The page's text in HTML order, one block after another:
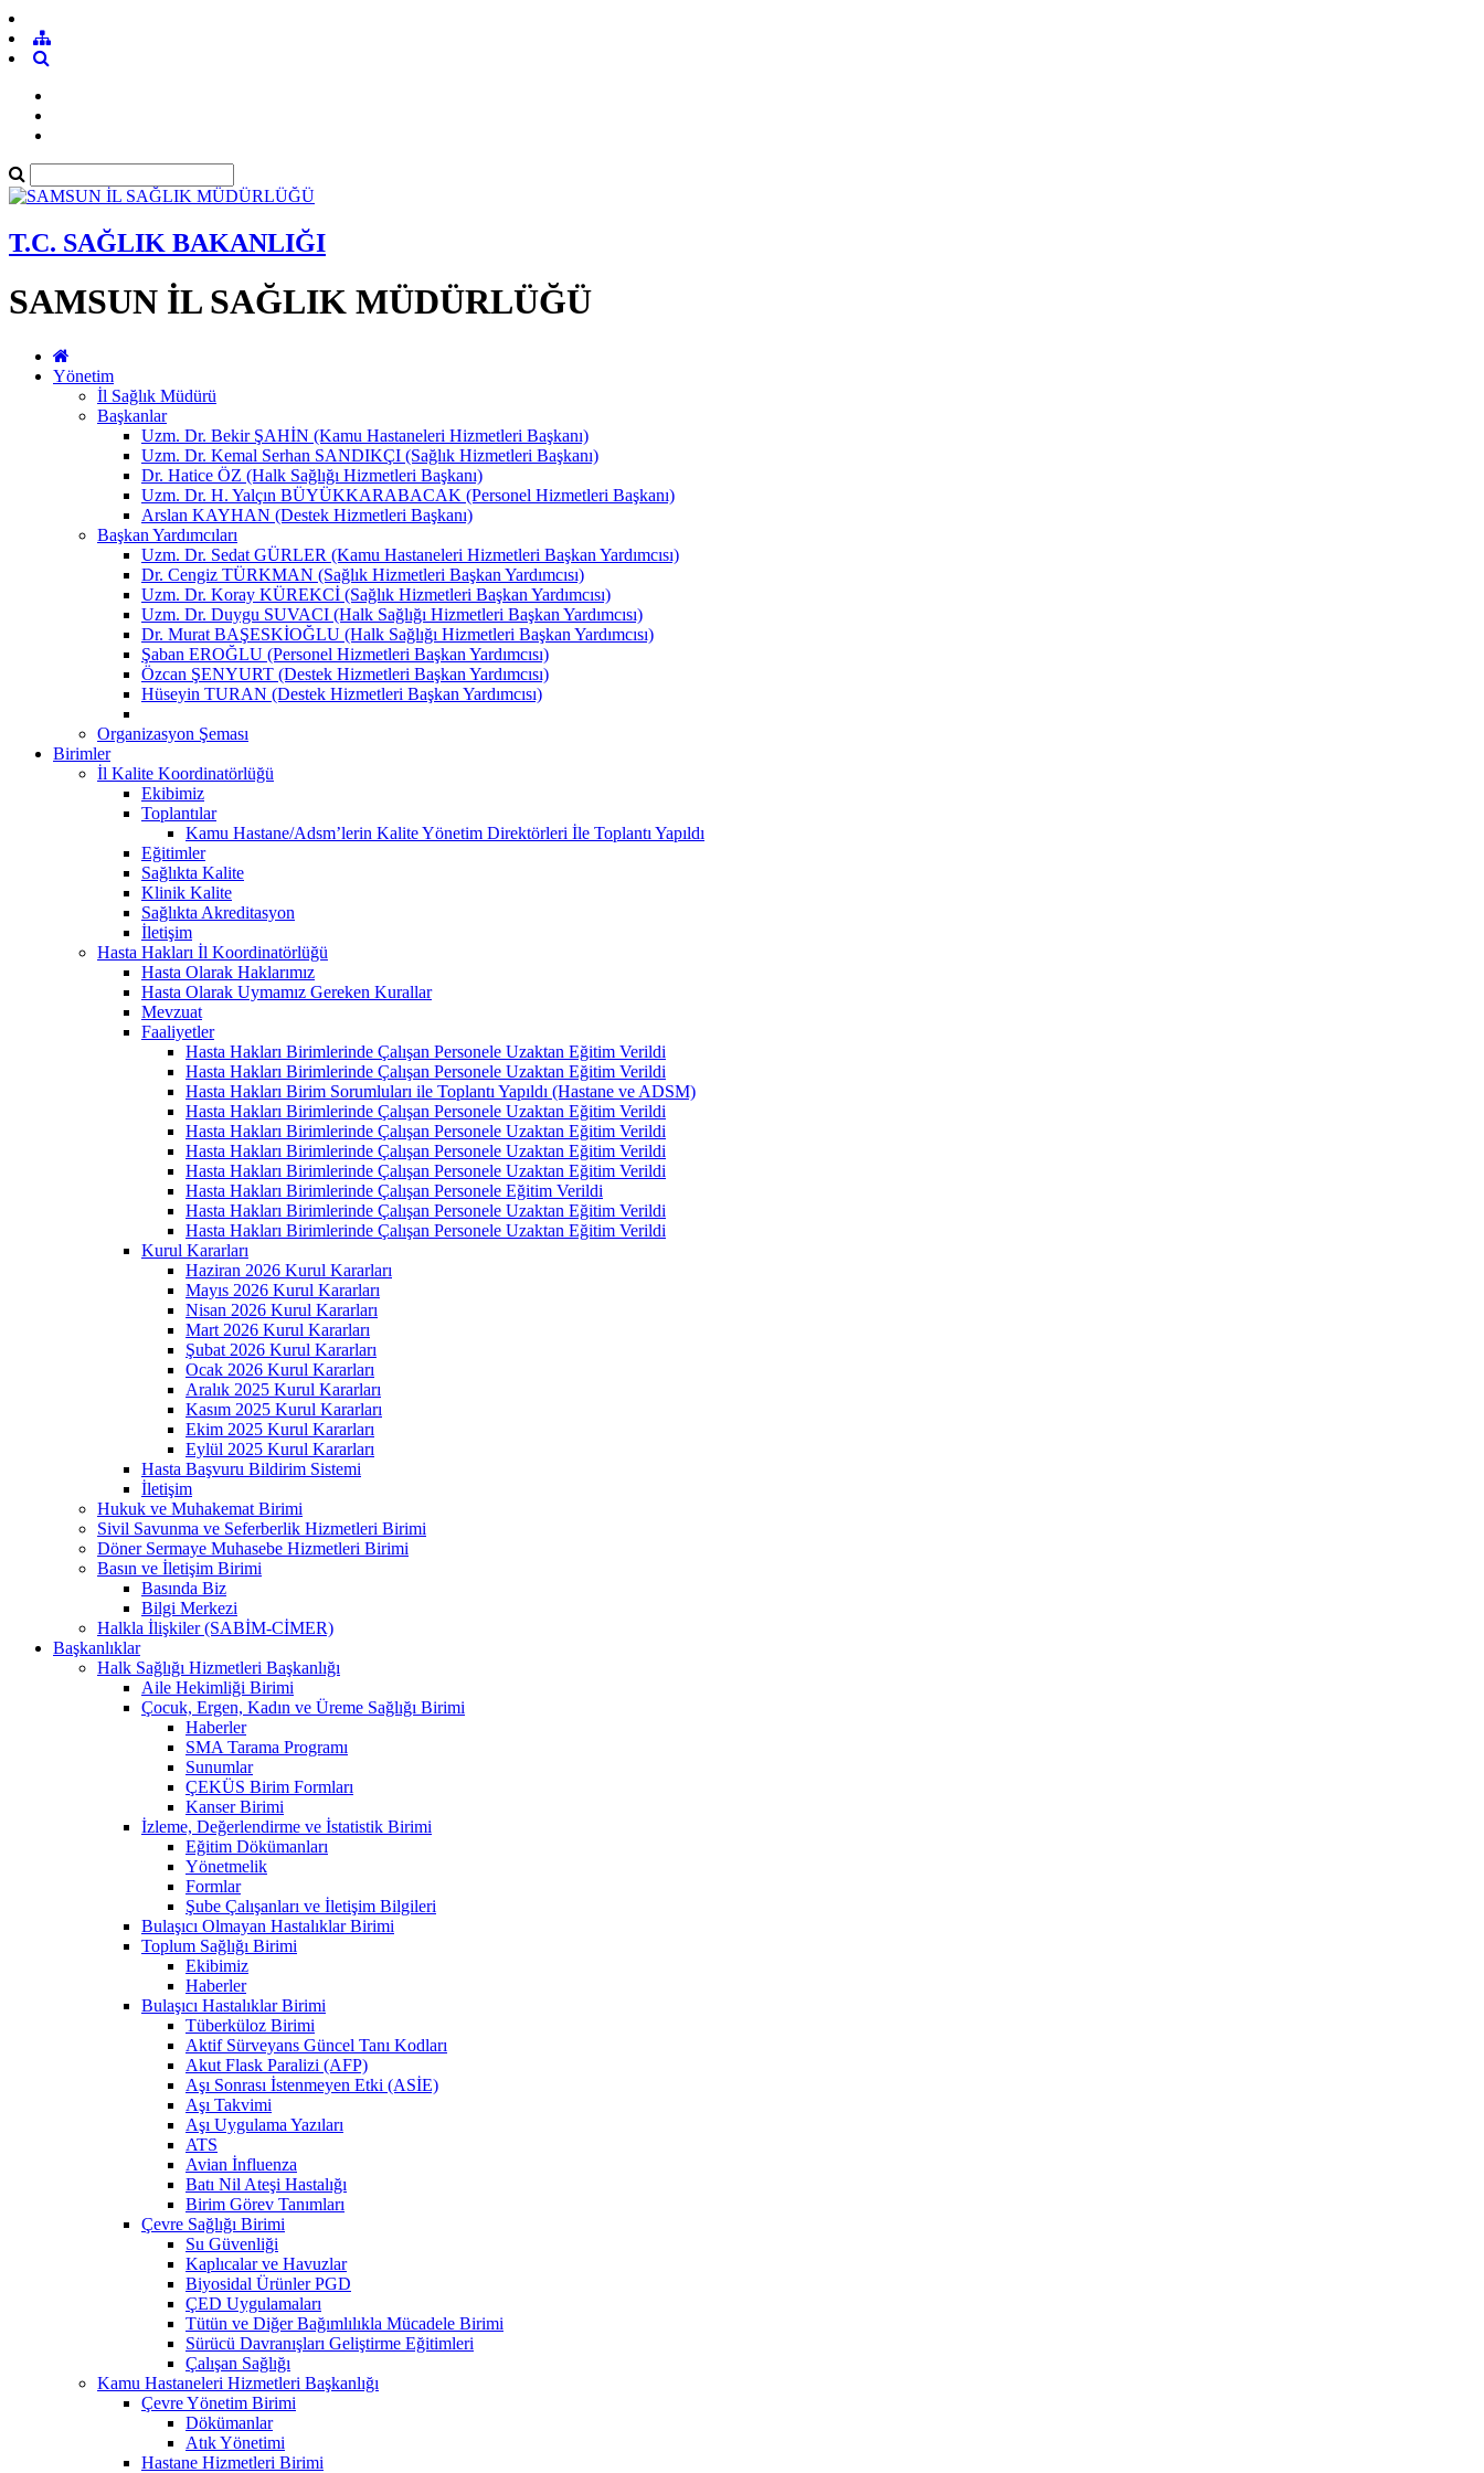
T.C. SAĞLIK BAKANLIĞI
SAMSUN İL SAĞLIK MÜDÜRLÜĞÜ
Yönetim
İl Sağlık Müdürü
Başkanlar
Uzm. Dr. Bekir ŞAHİN (Kamu Hastaneleri Hizmetleri Başkanı)
Uzm. Dr. Kemal Serhan SANDIKÇI (Sağlık Hizmetleri Başkanı)
Dr. Hatice ÖZ (Halk Sağlığı Hizmetleri Başkanı)
Uzm. Dr. H. Yalçın BÜYÜKKARABACAK (Personel Hizmetleri Başkanı)
Arslan KAYHAN (Destek Hizmetleri Başkanı)
Başkan Yardımcıları
Uzm. Dr. Sedat GÜRLER (Kamu Hastaneleri Hizmetleri Başkan Yardımcısı)
Dr. Cengiz TÜRKMAN (Sağlık Hizmetleri Başkan Yardımcısı)
Uzm. Dr. Koray KÜREKCİ (Sağlık Hizmetleri Başkan Yardımcısı)
Uzm. Dr. Duygu SUVACI (Halk Sağlığı Hizmetleri Başkan Yardımcısı)
Dr. Murat BAŞESKİOĞLU (Halk Sağlığı Hizmetleri Başkan Yardımcısı)
Şaban EROĞLU (Personel Hizmetleri Başkan Yardımcısı)
Özcan ŞENYURT (Destek Hizmetleri Başkan Yardımcısı)
Hüseyin TURAN (Destek Hizmetleri Başkan Yardımcısı)
Organizasyon Şeması
Birimler
İl Kalite Koordinatörlüğü
Ekibimiz
Toplantılar
Kamu Hastane/Adsm’lerin Kalite Yönetim Direktörleri İle Toplantı Yapıldı
Eğitimler
Sağlıkta Kalite
Klinik Kalite
Sağlıkta Akreditasyon
İletişim
Hasta Hakları İl Koordinatörlüğü
Hasta Olarak Haklarımız
Hasta Olarak Uymamız Gereken Kurallar
Mevzuat
Faaliyetler
Hasta Hakları Birimlerinde Çalışan Personele Uzaktan Eğitim Verildi
Hasta Hakları Birimlerinde Çalışan Personele Uzaktan Eğitim Verildi
Hasta Hakları Birim Sorumluları ile Toplantı Yapıldı (Hastane ve ADSM)
Hasta Hakları Birimlerinde Çalışan Personele Uzaktan Eğitim Verildi
Hasta Hakları Birimlerinde Çalışan Personele Uzaktan Eğitim Verildi
Hasta Hakları Birimlerinde Çalışan Personele Uzaktan Eğitim Verildi
Hasta Hakları Birimlerinde Çalışan Personele Uzaktan Eğitim Verildi
Hasta Hakları Birimlerinde Çalışan Personele Eğitim Verildi
Hasta Hakları Birimlerinde Çalışan Personele Uzaktan Eğitim Verildi
Hasta Hakları Birimlerinde Çalışan Personele Uzaktan Eğitim Verildi
Kurul Kararları
Haziran 2026 Kurul Kararları
Mayıs 2026 Kurul Kararları
Nisan 2026 Kurul Kararları
Mart 2026 Kurul Kararları
Şubat 2026 Kurul Kararları
Ocak 2026 Kurul Kararları
Aralık 2025 Kurul Kararları
Kasım 2025 Kurul Kararları
Ekim 2025 Kurul Kararları
Eylül 2025 Kurul Kararları
Hasta Başvuru Bildirim Sistemi
İletişim
Hukuk ve Muhakemat Birimi
Sivil Savunma ve Seferberlik Hizmetleri Birimi
Döner Sermaye Muhasebe Hizmetleri Birimi
Basın ve İletişim Birimi
Basında Biz
Bilgi Merkezi
Halkla İlişkiler (SABİM-CİMER)
Başkanlıklar
Halk Sağlığı Hizmetleri Başkanlığı
Aile Hekimliği Birimi
Çocuk, Ergen, Kadın ve Üreme Sağlığı Birimi
Haberler
SMA Tarama Programı
Sunumlar
ÇEKÜS Birim Formları
Kanser Birimi
İzleme, Değerlendirme ve İstatistik Birimi
Eğitim Dökümanları
Yönetmelik
Formlar
Şube Çalışanları ve İletişim Bilgileri
Bulaşıcı Olmayan Hastalıklar Birimi
Toplum Sağlığı Birimi
Ekibimiz
Haberler
Bulaşıcı Hastalıklar Birimi
Tüberküloz Birimi
Aktif Sürveyans Güncel Tanı Kodları
Akut Flask Paralizi (AFP)
Aşı Sonrası İstenmeyen Etki (ASİE)
Aşı Takvimi
Aşı Uygulama Yazıları
ATS
Avian İnfluenza
Batı Nil Ateşi Hastalığı
Birim Görev Tanımları
Çevre Sağlığı Birimi
Su Güvenliği
Kaplıcalar ve Havuzlar
Biyosidal Ürünler PGD
ÇED Uygulamaları
Tütün ve Diğer Bağımlılıkla Mücadele Birimi
Sürücü Davranışları Geliştirme Eğitimleri
Çalışan Sağlığı
Kamu Hastaneleri Hizmetleri Başkanlığı
Çevre Yönetim Birimi
Dökümanlar
Atık Yönetimi
Hastane Hizmetleri Birimi